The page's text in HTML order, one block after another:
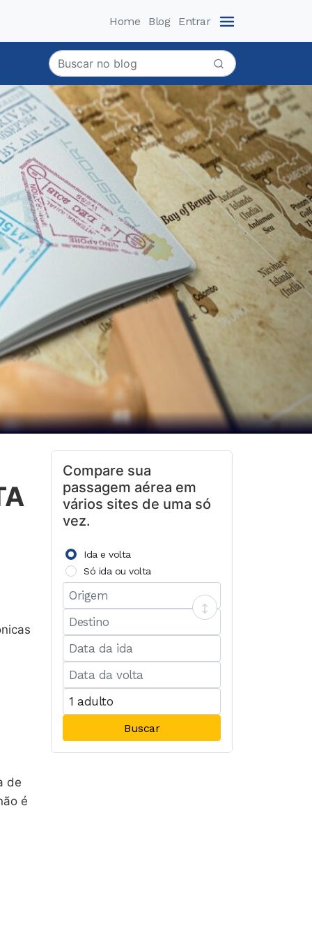
Home Blog Entrar
de
é
Compare sua
passagem aérea em
vários sites de uma só
vez.
Ida e volta
Só ida ou volta
Buscar